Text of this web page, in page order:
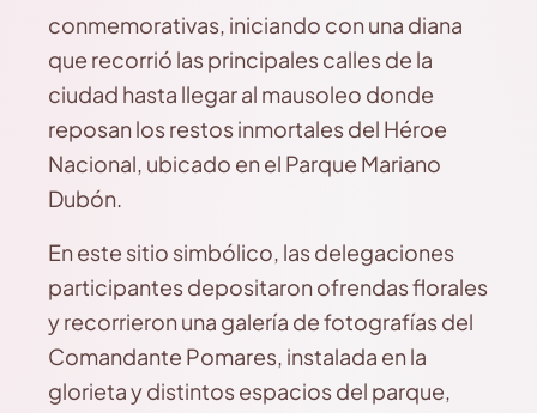
conmemorativas, iniciando con una diana
que recorrió las principales calles de la
ciudad hasta llegar al mausoleo donde
reposan los restos inmortales del Héroe
Nacional, ubicado en el Parque Mariano
Dubón.
En este sitio simbólico, las delegaciones
participantes depositaron ofrendas florales
y recorrieron una galería de fotografías del
Comandante Pomares, instalada en la
glorieta y distintos espacios del parque,